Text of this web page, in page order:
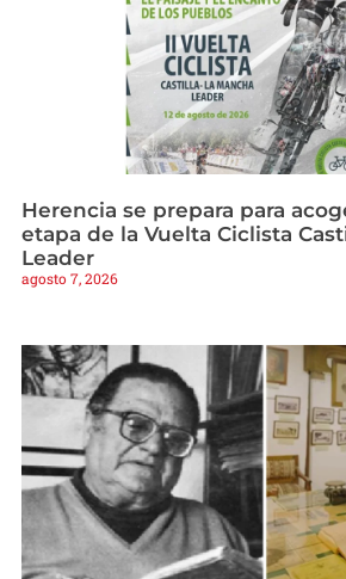
Herencia se prepara para
etapa de la Vuelta Ciclista
Leader
agosto 7, 2026